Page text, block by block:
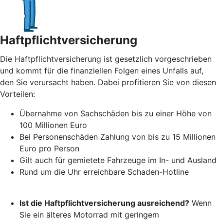
Haftpflichtversicherung
Die Haftpflichtversicherung ist gesetzlich vorgeschrieben
und kommt für die finanziellen Folgen eines Unfalls auf,
den Sie verursacht haben. Dabei profitieren Sie von diesen
Vorteilen:
Übernahme von Sachschäden bis zu einer Höhe von
100 Millionen Euro
Bei Personenschäden Zahlung von bis zu 15 Millionen
Euro pro Person
Gilt auch für gemietete Fahrzeuge im In- und Ausland
Rund um die Uhr erreichbare Schaden-Hotline
Ist die Haftpflichtversicherung ausreichend? Wenn
Sie ein älteres Motorrad mit geringem